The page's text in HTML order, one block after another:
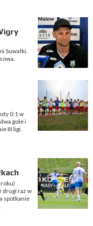
Suwałki.
0:1 w
gole i
III ligi.
drugi raz w
spotkanie